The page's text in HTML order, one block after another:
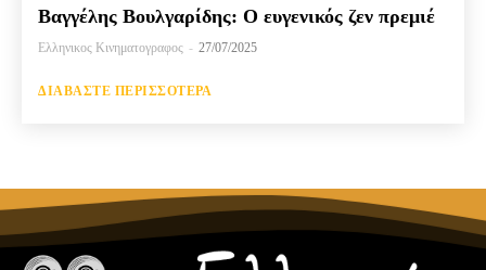
Βαγγέλης Βουλγαρίδης: Ο ευγενικός ζεν πρεμιέ
Ελληνικος Κινηματογραφος - 27/07/2025
ΔΙΑΒΆΣΤΕ ΠΕΡΙΣΣΌΤΕΡΑ